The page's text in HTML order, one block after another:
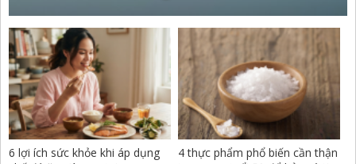
6 lợi ích sức khỏe khi áp dụng
4 thực phẩm phổ biến cần thận